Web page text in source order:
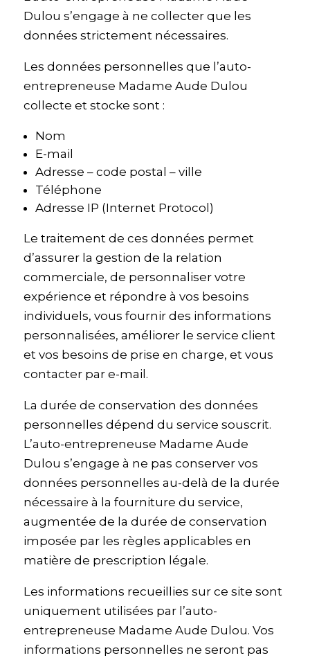
Dulou s’engage à ne collecter que les
données strictement nécessaires.
Les données personnelles que l’auto-
entrepreneuse Madame Aude Dulou
collecte et stocke sont :
Nom
E-mail
Adresse – code postal – ville
Téléphone
Adresse IP (Internet Protocol)
Le traitement de ces données permet
d’assurer la gestion de la relation
commerciale, de personnaliser votre
expérience et répondre à vos besoins
individuels, vous fournir des informations
personnalisées, améliorer le service client
et vos besoins de prise en charge, et vous
contacter par e-mail.
La durée de conservation des données
personnelles dépend du service souscrit.
L’auto-entrepreneuse Madame Aude
Dulou s’engage à ne pas conserver vos
données personnelles au-delà de la durée
nécessaire à la fourniture du service,
augmentée de la durée de conservation
imposée par les règles applicables en
matière de prescription légale.
Les informations recueillies sur ce site sont
uniquement utilisées par l’auto-
entrepreneuse Madame Aude Dulou. Vos
informations personnelles ne seront pas